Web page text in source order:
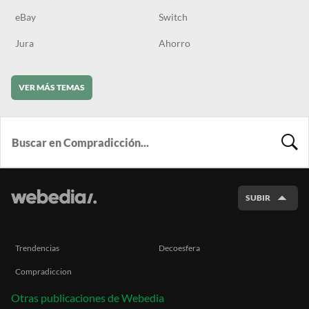
eBay Switch
Jura Ahorro
VER MÁS TEMAS
SUBIR
Trendencias Decoesfera
Compradiccion
Otras publicaciones de Webedia